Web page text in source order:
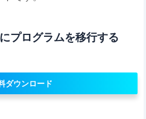
プログラムを移行する
ダウンロード